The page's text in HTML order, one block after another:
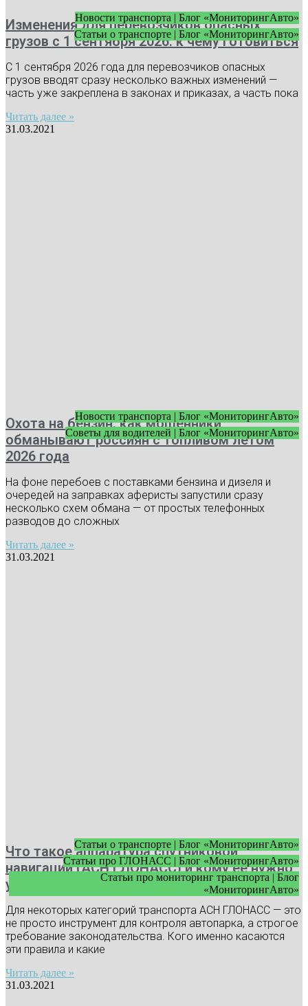
Новости транспорта | Блог «МониторингАвто»
Статьи о транспорте | Блог «МониторингАвто»
Изменения для перевозчиков опасных
грузов с 1 сентября 2026: к чему готовиться
С 1 сентября 2026 года для перевозчиков опасных
грузов вводят сразу несколько важных изменений —
часть уже закреплена в законах и приказах, а часть пока
Читать далее »
31.03.2021
Новости транспорта | Блог «МониторингАвто»
Советы для водителей | Блог «МониторингАвто»
Охота на бензин: как мошенники
обманывают россиян с топливом летом
2026 года
На фоне перебоев с поставками бензина и дизеля и
очередей на заправках аферисты запустили сразу
несколько схем обмана — от простых телефонных
разводов до сложных
Читать далее »
31.03.2021
Статьи о транспорте | Блог «МониторингАвто»
Статьи про ГЛОНАСС | Блог «МониторингАвто»
Статьи про мониторинг транспорта | Блог
«МониторингАвто»
Что такое аппаратура спутниковой
навигации (АСН ГЛОНАСС) и кому ее нужно
устанавливать
Для некоторых категорий транспорта АСН ГЛОНАСС — это
не просто инструмент для контроля автопарка, а строгое
требование законодательства. Кого именно касаются
эти правила и какие
Читать далее »
31.03.2021